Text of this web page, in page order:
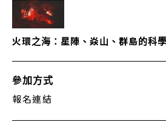
火環之海：星陣、焱山、群島的科
參加方式
報名連結